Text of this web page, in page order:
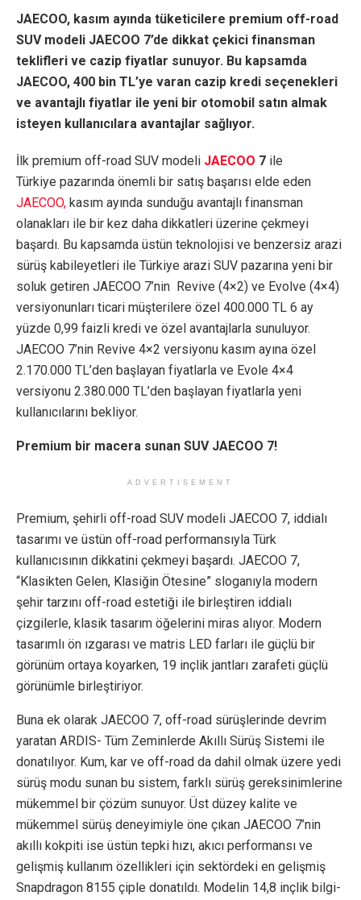
JAECOO, kasım ayında tüketicilere premium off-road
SUV modeli JAECOO 7’de dikkat çekici finansman
teklifleri ve cazip fiyatlar sunuyor. Bu kapsamda
JAECOO, 400 bin TL’ye varan cazip kredi seçenekleri
ve avantajlı fiyatlar ile yeni bir otomobil satın almak
isteyen kullanıcılara avantajlar sağlıyor.
İlk premium off-road SUV modeli JAECOO 7 ile
Türkiye pazarında önemli bir satış başarısı elde eden
JAECOO, kasım ayında sunduğu avantajlı finansman
olanakları ile bir kez daha dikkatleri üzerine çekmeyi
başardı. Bu kapsamda üstün teknolojisi ve benzersiz arazi
sürüş kabileyetleri ile Türkiye arazi SUV pazarına yeni bir
soluk getiren JAECOO 7’nin Revive (4×2) ve Evolve (4×4)
versiyonunları ticari müşterilere özel 400.000 TL 6 ay
yüzde 0,99 faizli kredi ve özel avantajlarla sunuluyor.
JAECOO 7’nin Revive 4×2 versiyonu kasım ayına özel
2.170.000 TL’den başlayan fiyatlarla ve Evole 4×4
versiyonu 2.380.000 TL’den başlayan fiyatlarla yeni
kullanıcılarını bekliyor.
Premium bir macera sunan SUV JAECOO 7!
ADVERTISEMENT
Premium, şehirli off-road SUV modeli JAECOO 7, iddialı
tasarımı ve üstün off-road performansıyla Türk
kullanıcısının dikkatini çekmeyi başardı. JAECOO 7,
“Klasikten Gelen, Klasiğin Ötesine” sloganıyla modern
şehir tarzını off-road estetiği ile birleştiren iddialı
çizgilerle, klasik tasarım öğelerini miras alıyor. Modern
tasarımlı ön ızgarası ve matris LED farları ile güçlü bir
görünüm ortaya koyarken, 19 inçlik jantları zarafeti güçlü
görünümle birleştiriyor.
Buna ek olarak JAECOO 7, off-road sürüşlerinde devrim
yaratan ARDIS- Tüm Zeminlerde Akıllı Sürüş Sistemi ile
donatılıyor. Kum, kar ve off-road da dahil olmak üzere yedi
sürüş modu sunan bu sistem, farklı sürüş gereksinimlerine
mükemmel bir çözüm sunuyor. Üst düzey kalite ve
mükemmel sürüş deneyimiyle öne çıkan JAECOO 7’nin
akıllı kokpiti ise üstün tepki hızı, akıcı performansı ve
gelişmiş kullanım özellikleri için sektördeki en gelişmiş
Snapdragon 8155 çiple donatıldı. Modelin 14,8 inçlik bilgi-